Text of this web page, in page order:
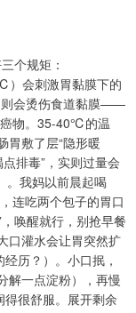
个规矩：
）会刺激胃黏膜下的
则会烫伤食道黏膜——
物。35-40℃的温
胃敷了层“隐形暖
排毒”，实则过量会
。我妈以前晨起喝
连吃两个包子的胃口
唤醒就行，别抢早餐
口灌水会让胃突然扩
历？）。小口抿，
解一点淀粉），再慢
很舒服。展开剩余